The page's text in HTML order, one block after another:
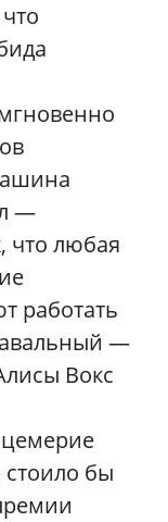
—
что любая
работать
—
Вокс
бы